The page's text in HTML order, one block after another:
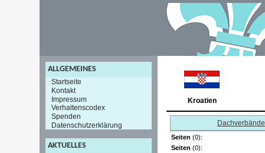
ALLGEMEINES
Startseite
Kontakt
Impressum
Verhaltenscodex
Spenden
Datenschutzerklärung
AKTUELLES
Kroatien
Dachverbände
Seiten (0):
Seiten (0):